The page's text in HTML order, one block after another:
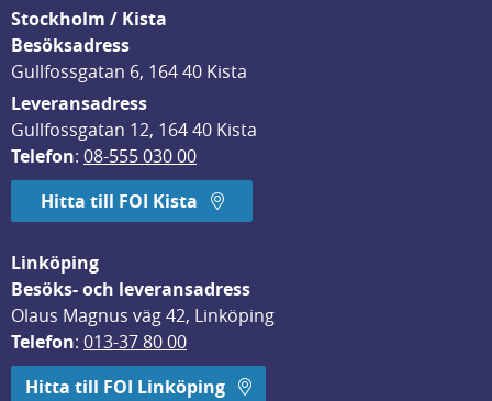
Stockholm / Kista
Besöksadress
Gullfossgatan 6, 164 40 Kista
Leveransadress
Gullfossgatan 12, 164 40 Kista
Telefon: 08-555 030 00
Hitta till FOI Kista
Linköping
Besöks- och leveransadress
Olaus Magnus väg 42, Linköping
Telefon: 013-37 80 00
Hitta till FOI Linköping